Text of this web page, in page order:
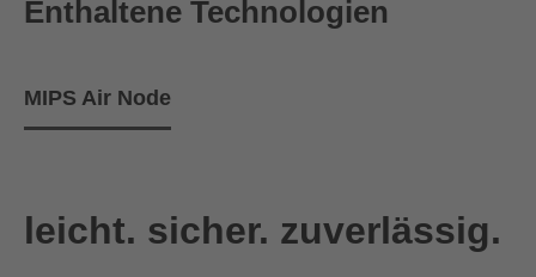
Enthaltene Technologien
MIPS Air Node
leicht. sicher. zuverlässig.